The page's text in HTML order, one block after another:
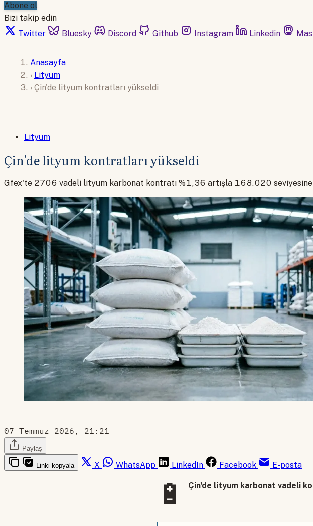
Abone ol
Bizi takip edin
Twitter
Bluesky Discord Github Instagram Linkedin
Anasayfa
› Lityum
› Çin'de lityum kontratları yükseldi
Lityum
Çin'de lityum kontratları yükseldi
Gfex'te 2706 vadeli lityum karbonat kontratı %1,36 artışla 168.020
07 Temmuz 2026, 21:21
Paylaş
Linki kopyala X WhatsApp LinkedIn Facebook E-posta
🔋 Çin'de lityum karbonat vadeli